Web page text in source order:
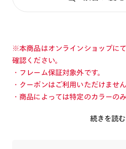
※本商品はオンラインショップに
確認ください。
・フレーム保証対象外です。
・クーポンはご利用いただけません
・商品によっては特定のカラーの
・店舗とオンラインショップで価
続きを読む